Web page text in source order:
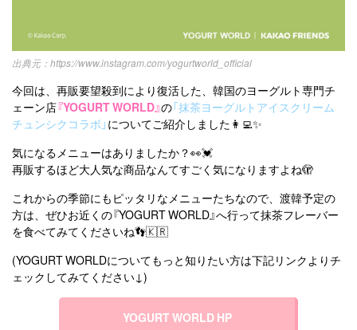
https://www.instagram.com/yogurtworld_official
今回は、再販要望殺到により復活した、韓国のヨーグルト専門チ
ェーン店『YOGURT WORLD』の「抹茶ヨーグルトアイスクリーム
チュンシクコラボ」 についてご紹介しました👩‍💻✨
気になるメニューはありましたか？👀💓
再販するほど大人気な商品なんてすごく気になりますよね🫣
これからの季節にもピッタリなメニューたちなので、渡韓予定の
方は、ぜひお近くの『YOGURT WORLD』へ行って抹茶フレーバー
を食べてみてくださいね👣🇰🇷
(YOGURT WORLDについてもっと知りたい方は下記リンクよりチ
ェックしてみてください↓)
YOGURT WORLD HP